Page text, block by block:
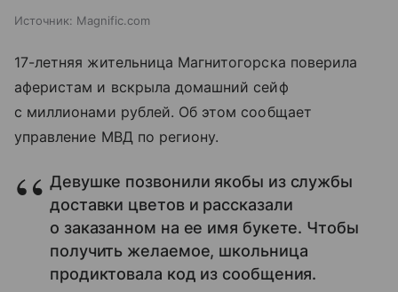
Источник: Magnific.com
17-летняя жительница Магнитогорска поверила
аферистам и вскрыла домашний сейф
с миллионами рублей. Об этом сообщает
управление МВД по региону.
Девушке позвонили якобы из службы
доставки цветов и рассказали
о заказанном на ее имя букете. Чтобы
получить желаемое, школьница
продиктовала код из сообщения.